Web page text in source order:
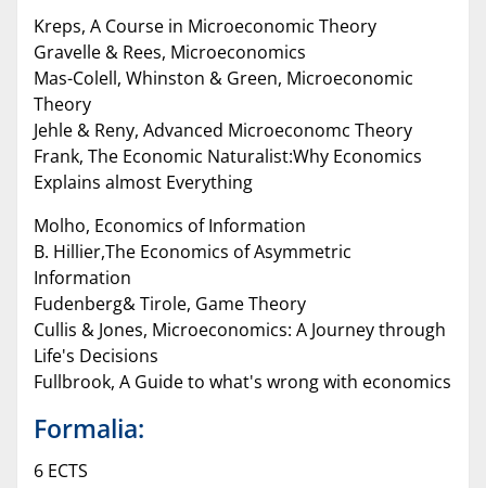
Kreps, A Course in Microeconomic Theory
Gravelle & Rees, Microeconomics
Mas-Colell, Whinston & Green, Microeconomic
Theory
Jehle & Reny, Advanced Microeconomc Theory
Frank, The Economic Naturalist:Why Economics
Explains almost Everything
Molho, Economics of Information
B. Hillier,The Economics of Asymmetric
Information
Fudenberg& Tirole, Game Theory
Cullis & Jones, Microeconomics: A Journey through
Life's Decisions
Fullbrook, A Guide to what's wrong with economics
Formalia:
6 ECTS